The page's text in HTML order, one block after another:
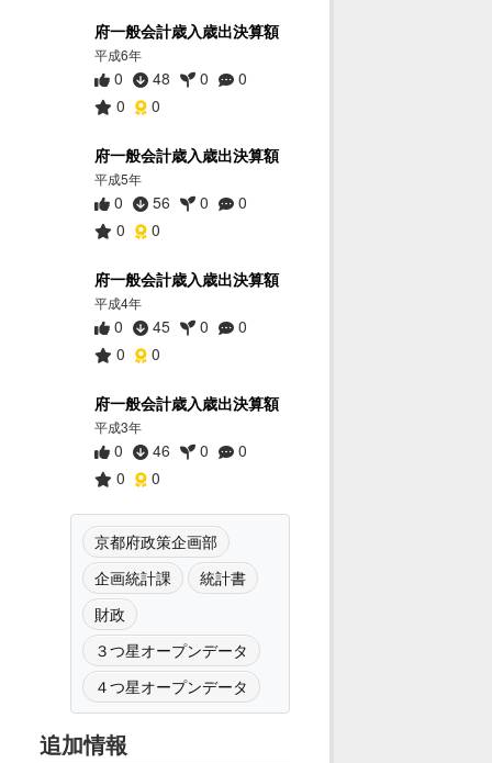
府一般会計歳入歳出決算額
平成6年
0 48 0
0
0
0
府一般会計歳入歳出決算額
平成5年
0 56 0
0
0
0
府一般会計歳入歳出決算額
平成4年
0 45 0
0
0
0
府一般会計歳入歳出決算額
平成3年
0 46 0
0
0
0
京都府政策企画部
企画統計課
統計書
財政
３つ星オープンデータ
４つ星オープンデータ
追加情報